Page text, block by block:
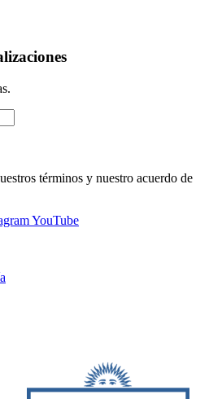
términos y nuestro acuerdo de
YouTube